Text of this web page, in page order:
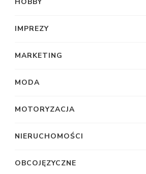
IMPREZY
MARKETING
MODA
MOTORYZACJA
NIERUCHOMOŚCI
OBCOJĘZYCZNE